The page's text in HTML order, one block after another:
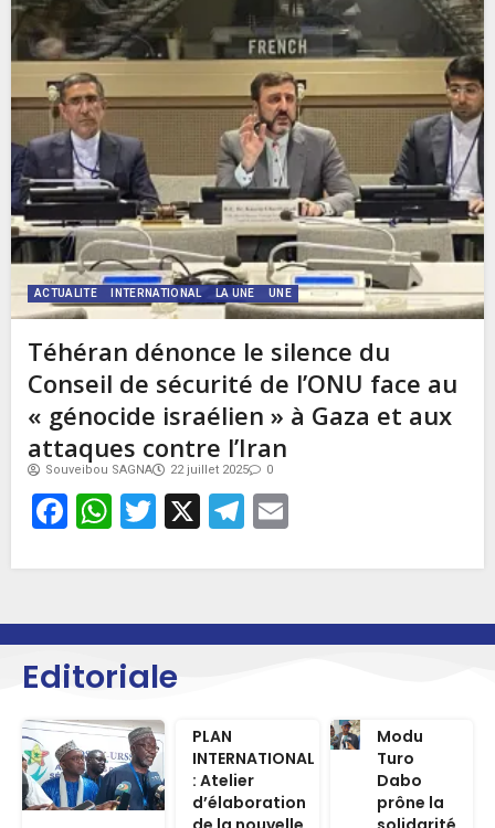
ACTUALITE INTERNATIONAL LA UNE UNE
Téhéran dénonce le silence du
Conseil de sécurité de l’ONU face au
« génocide israélien » à Gaza et aux
attaques contre l’Iran
Souveibou SAGNA 22 juillet 2025 0
Facebook
WhatsApp
Twitter
X Telegram
Editoriale
PLAN
INTERNATIONAL
: Atelier
d’élaboration
Modu
Turo
Dabo
prône la